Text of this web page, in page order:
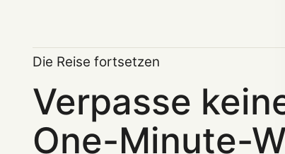
Die Reise fortsetzen
Verpasse
One-Minute-